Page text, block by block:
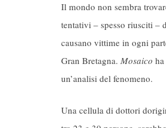
Il mondo non sembra
tentativi – spesso riusciti –
causano vittime in ogni
Gran Bretagna. Mosaico
un’analisi del fenomeno.
Una cellula di dottori